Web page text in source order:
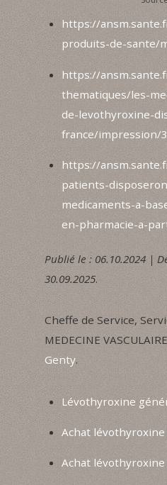
https://
produits-de-sante/
https://
thematiques/les-
de-levothyroxine-
france/impression/
https://
patients-
medicaments-a-
en-pharmacie-a-
Publié le : 06.10.2024 |
30.09.2025.
Cheffe de Service,
MEDECINE
Genty.
Lévothyroxine
Achat
Achat